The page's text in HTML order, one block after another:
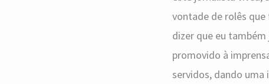
vontade de rolês que
dizer que eu
promovido à
servidos, dando uma
Day!